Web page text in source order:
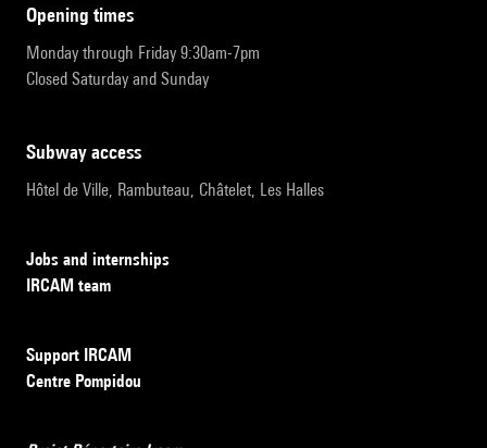
opening times
Monday through Friday 9:30am-7pm
Closed Saturday and Sunday
subway access
Hôtel de Ville, Rambuteau, Châtelet, Les Halles
Jobs and internships
IRCAM team
Support IRCAM
Centre Pompidou